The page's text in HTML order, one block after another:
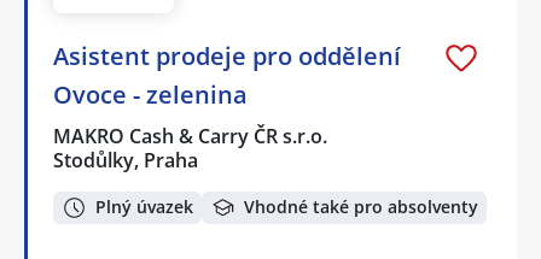
Asistent prodeje pro oddělení
Ovoce - zelenina
MAKRO Cash & Carry ČR s.r.o.
Stodůlky, Praha
Plný úvazek Vhodné také pro absolventy